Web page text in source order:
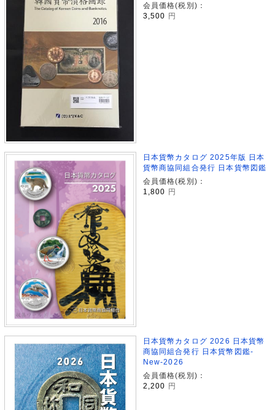
会員価格(税別)：
3,500 円
日本貨幣カタログ 2025年版 日本
貨幣商協同組合発行 日本貨幣図鑑
会員価格(税別)：
1,800
円
日本貨幣カタログ 2026 日本貨幣
商協同組合発行 日本貨幣図鑑-
New-2026
会員価格(税別)：
2,200 円